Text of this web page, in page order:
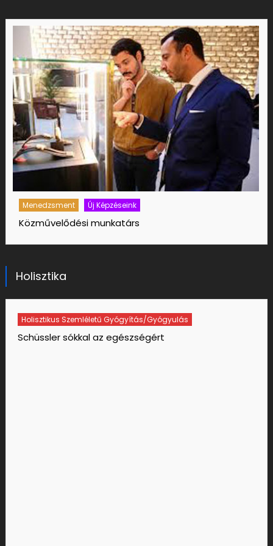
Menedzsment Új Képzéseink
Közművelődési munkatárs
Holisztika
Holisztikus Szemléletű Gyógyítás/gyógyulás
Ásványismereti tanácsadó